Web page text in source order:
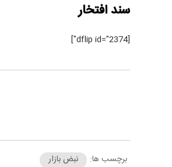
سند افتخار
[dflip id="2374"]
برچسب ها: نبض بازار